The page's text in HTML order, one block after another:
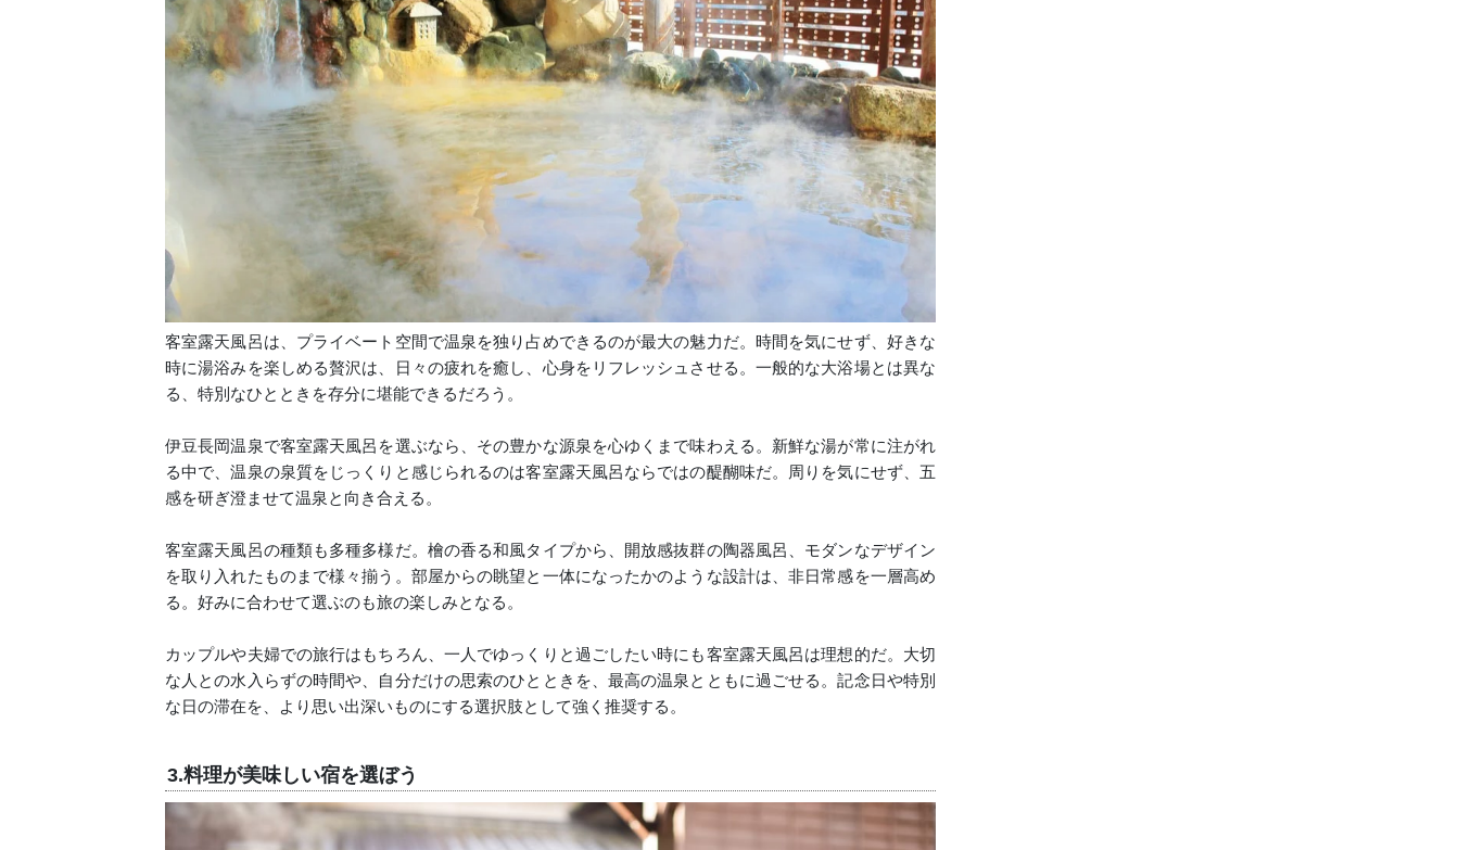
客室露天風呂は、プライベート空間で温泉を独り占めできるのが最大の魅力だ。時間を気にせず、好きな
時に湯浴みを楽しめる贅沢は、日々の疲れを癒し、心身をリフレッシュさせる。一般的な大浴場とは異な
る、特別なひとときを存分に堪能できるだろう。
伊豆長岡温泉で客室露天風呂を選ぶなら、その豊かな源泉を心ゆくまで味わえる。新鮮な湯が常に注がれ
る中で、温泉の泉質をじっくりと感じられるのは客室露天風呂ならではの醍醐味だ。周りを気にせず、五
感を研ぎ澄ませて温泉と向き合える。
客室露天風呂の種類も多種多様だ。檜の香る和風タイプから、開放感抜群の陶器風呂、モダンなデザイン
を取り入れたものまで様々揃う。部屋からの眺望と一体になったかのような設計は、非日常感を一層高め
る。好みに合わせて選ぶのも旅の楽しみとなる。
カップルや夫婦での旅行はもちろん、一人でゆっくりと過ごしたい時にも客室露天風呂は理想的だ。大切
な人との水入らずの時間や、自分だけの思索のひとときを、最高の温泉とともに過ごせる。記念日や特別
な日の滞在を、より思い出深いものにする選択肢として強く推奨する。
3.料理が美味しい宿を選ぼう